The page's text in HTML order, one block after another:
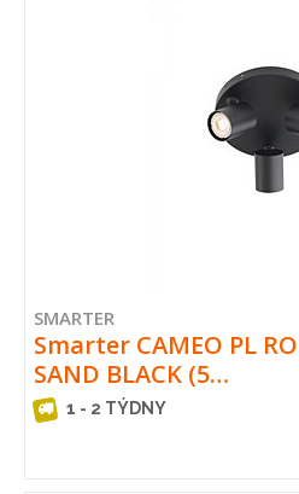
SMARTER
Smarter CAMEO PL
SAND BLACK (5…
1 - 2 TÝDNY